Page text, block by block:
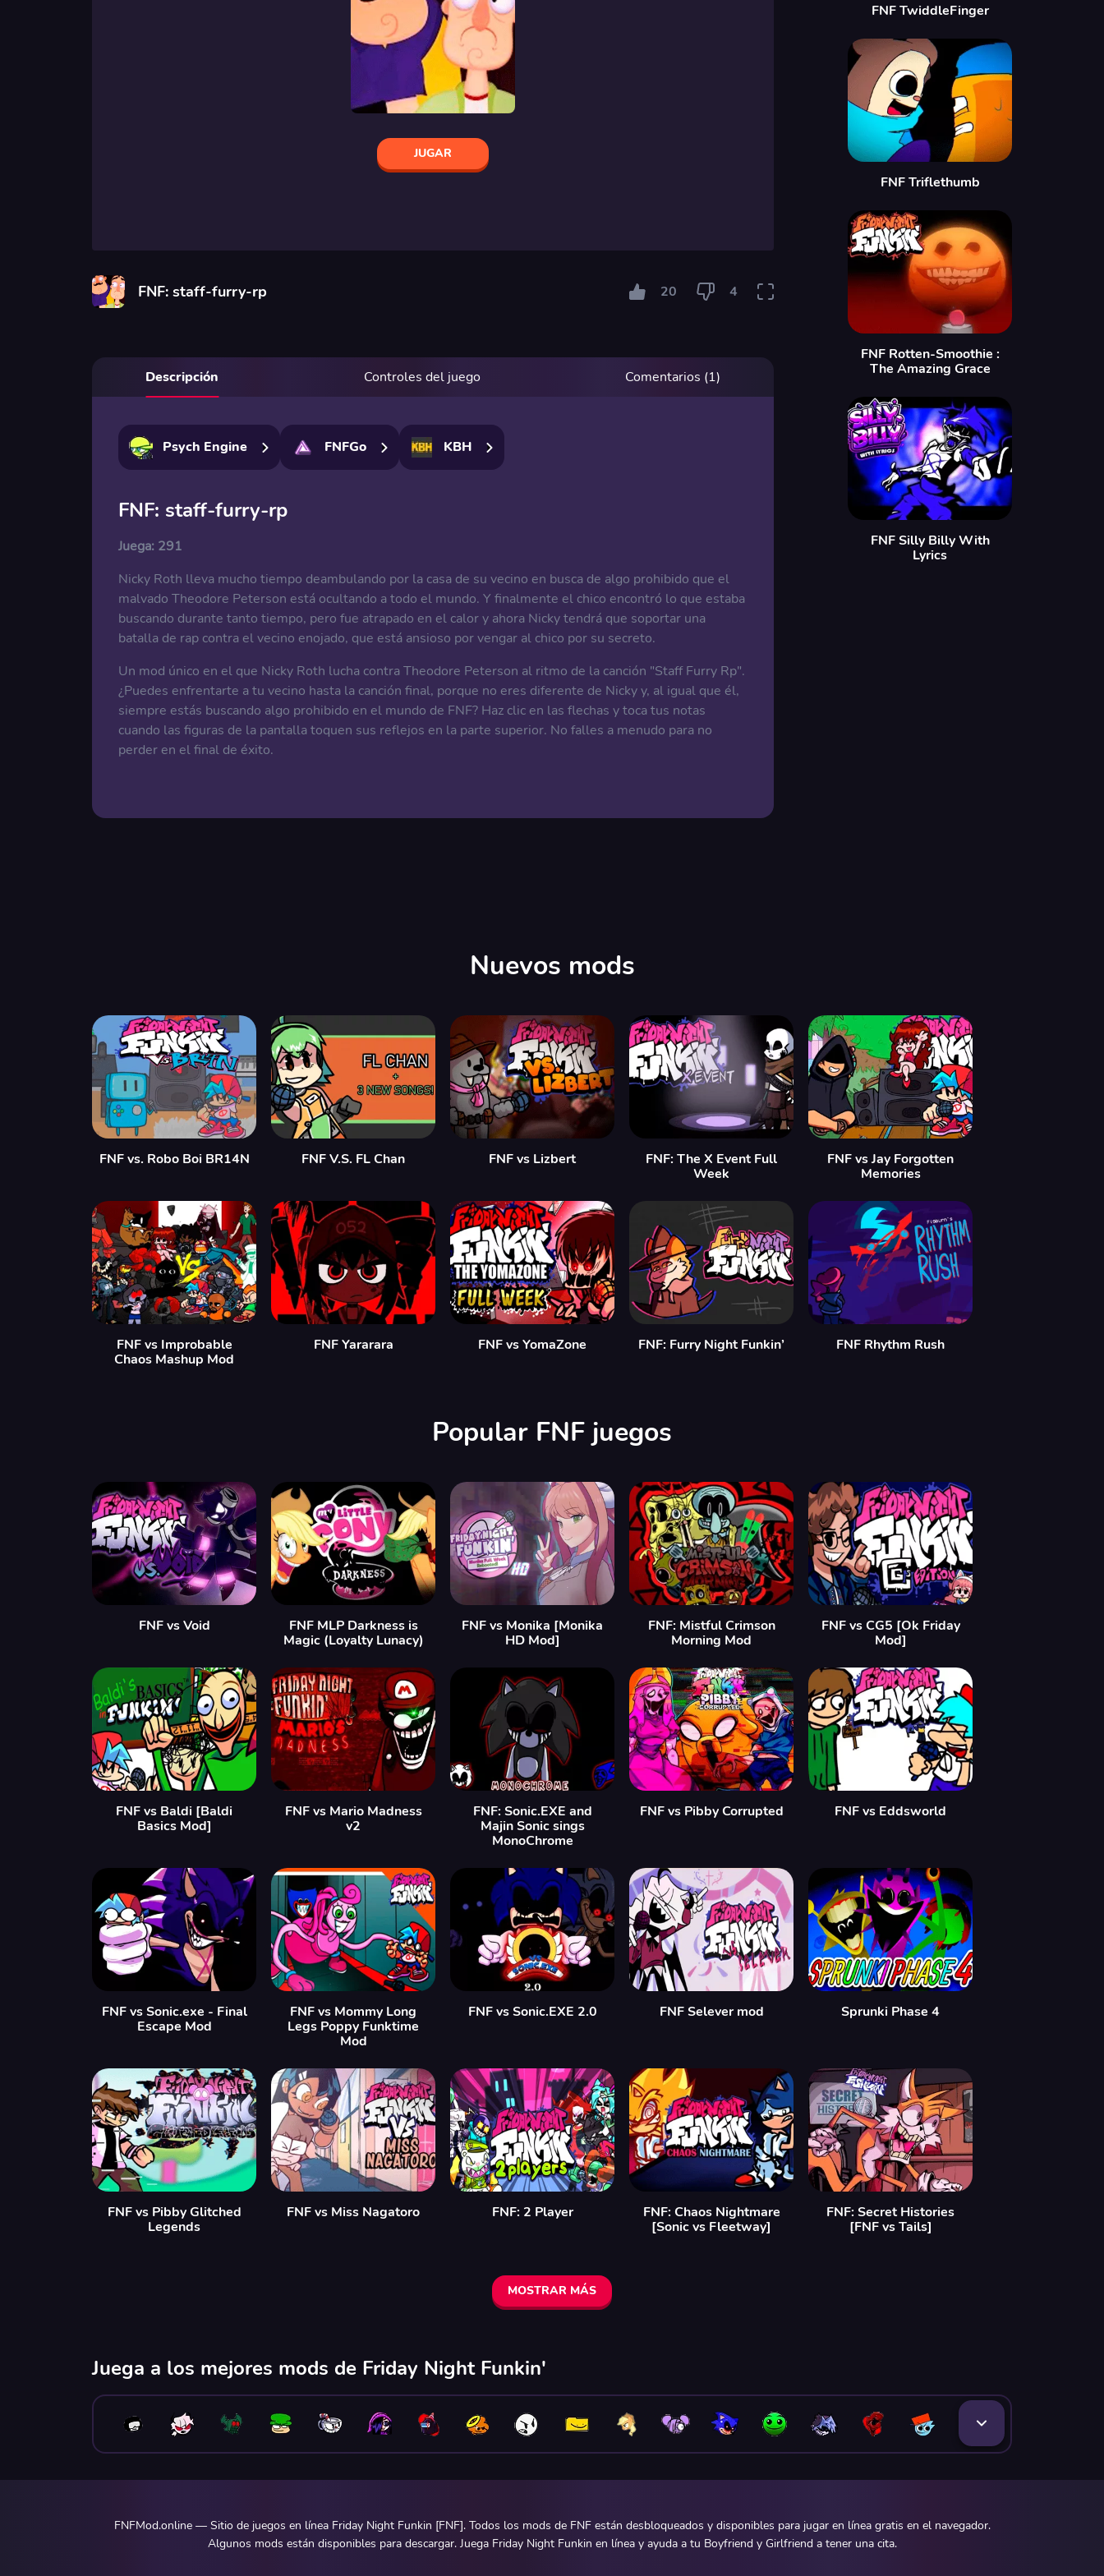
JUGAR
FNF: staff-furry-rp 20 4
Descripción Controles del juego Comentarios (1)
Psych Engine FNFGo KBH
FNF: staff-furry-rp
Juega: 291
Nicky Roth lleva mucho tiempo deambulando por la casa de su vecino en busca de algo prohibido que el
malvado Theodore Peterson está ocultando a todo el mundo. Y finalmente el chico encontró lo que estaba
buscando durante tanto tiempo, pero fue atrapado en el calor y ahora Nicky tendrá que soportar una
batalla de rap contra el vecino enojado, que está ansioso por vengar al chico por su secreto.
Un mod único en el que Nicky Roth lucha contra Theodore Peterson al ritmo de la canción "Staff Furry Rp".
¿Puedes enfrentarte a tu vecino hasta la canción final, porque no eres diferente de Nicky y, al igual que él,
siempre estás buscando algo prohibido en el mundo de FNF? Haz clic en las flechas y toca tus notas
cuando las figuras de la pantalla toquen sus reflejos en la parte superior. No falles a menudo para no
perder en el final de éxito.
FNF TwiddleFinger
FNF Triflethumb
FNF Rotten-Smoothie :
The Amazing Grace
FNF Silly Billy With
Lyrics
Nuevos mods
FNF vs. Robo Boi BR14N FNF V.S. FL Chan FNF vs Lizbert
FNF: The X Event Full
Week
FNF vs Jay Forgotten
Memories
FNF vs Improbable
Chaos Mashup Mod
FNF Yararara FNF vs YomaZone FNF: Furry Night Funkin’ FNF Rhythm Rush
Popular FNF juegos
FNF vs Void
FNF MLP Darkness is
Magic (Loyalty Lunacy)
FNF vs Monika [Monika
HD Mod]
FNF: Mistful Crimson
Morning Mod
FNF vs CG5 [Ok Friday
Mod]
FNF vs Baldi [Baldi
Basics Mod]
FNF vs Mario Madness
v2
FNF: Sonic.EXE and
Majin Sonic sings
MonoChrome
FNF vs Pibby Corrupted FNF vs Eddsworld
FNF vs Sonic.exe - Final
Escape Mod
FNF vs Mommy Long
Legs Poppy Funktime
Mod
FNF vs Sonic.EXE 2.0 FNF Selever mod Sprunki Phase 4
FNF vs Pibby Glitched
Legends
FNF vs Miss Nagatoro FNF: 2 Player
FNF: Chaos Nightmare
[Sonic vs Fleetway]
FNF: Secret Histories
[FNF vs Tails]
MOSTRAR MÁS
Juega a los mejores mods de Friday Night Funkin'
FNFMod.online — Sitio de juegos en línea Friday Night Funkin [FNF]. Todos los mods de FNF están desbloqueados y disponibles para jugar en línea gratis en el navegador.
Algunos mods están disponibles para descargar. Juega Friday Night Funkin en línea y ayuda a tu Boyfriend y Girlfriend a tener una cita.